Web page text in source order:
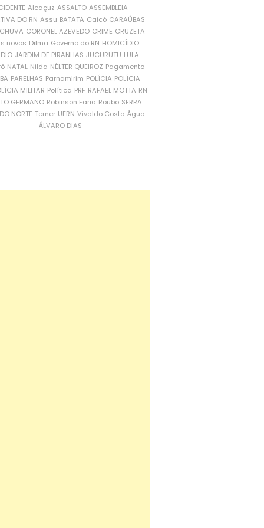
Alcaçuz ASSALTO ASSEMBLEIA
DO RN Assu BATATA Caicó CARAÚBAS
CORONEL AZEVEDO CRIME CRUZETA
novos Dilma Governo do RN HOMICÍDIO
JARDIM DE PIRANHAS JUCURUTU LULA
NATAL Nilda NÉLTER QUEIROZ Pagamento
PARELHAS Parnamirim POLÍCIA POLÍCIA
MILITAR Política PRF RAFAEL MOTTA RN
GERMANO Robinson Faria Roubo SERRA
NORTE Temer UFRN Vivaldo Costa Água
ÁLVARO DIAS